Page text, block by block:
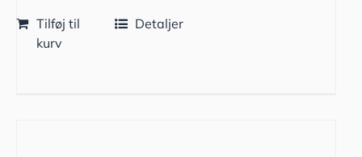
Tilføj til
kurv
Detaljer